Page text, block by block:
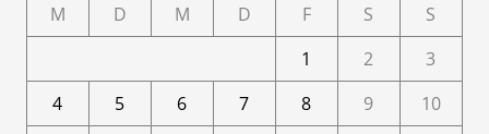
M
D M D F S
S
1
2
3
4
5 6 7 8 9
10